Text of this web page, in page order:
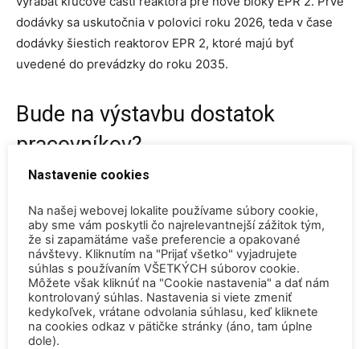
dodávky sa uskutočnia v polovici roku 2026, teda v čase
dodávky šiestich reaktorov EPR 2, ktoré majú byť
uvedené do prevádzky do roku 2035.
Bude na výstavbu dostatok
pracovníkov?
elektrární v Európe. V Poľsku má americká spoločnosť
Westinghouse postaviť celkovo tri jadrové bloky, v
Spojenom kráľovstve sa uvažuje o výstavbe dvoch blokov
EPR v elektrárni Sizewell, ďalšie bloky sa plánujú v
Bulharsku, Holandsku, Francúzsku, na Slovensku a tiež v
Českej republike.
Nastavenie cookies
Na našej webovej lokalite používame súbory cookie,
aby sme vám poskytli čo najrelevantnejší zážitok tým,
že si zapamätáme vaše preferencie a opakované
návštevy. Kliknutím na "Prijať všetko" vyjadrujete
súhlas s používaním VŠETKÝCH súborov cookie.
Môžete však kliknúť na "Cookie nastavenia" a dať nám
kontrolovaný súhlas. Nastavenia si viete zmeniť
kedykoľvek, vrátane odvolania súhlasu, keď kliknete
na cookies odkaz v pätičke stránky (áno, tam úplne
dole).